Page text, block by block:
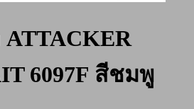
6097F สีชมพู